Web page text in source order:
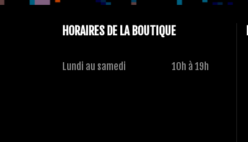
HORAIRES DE LA BOUTIQUE
Lundi au samedi 10h à 19h